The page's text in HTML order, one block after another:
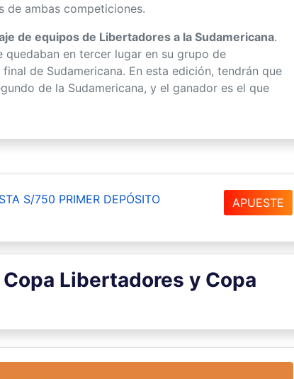
de ambas competiciones.
de equipos de Libertadores a la Sudamericana.
quedaban en tercer lugar en su grupo de
de Sudamericana. En esta edición, tendrán que
de la Sudamericana, y el ganador es el que
S/750 PRIMER DEPÓSITO APUESTE
Libertadores y Copa